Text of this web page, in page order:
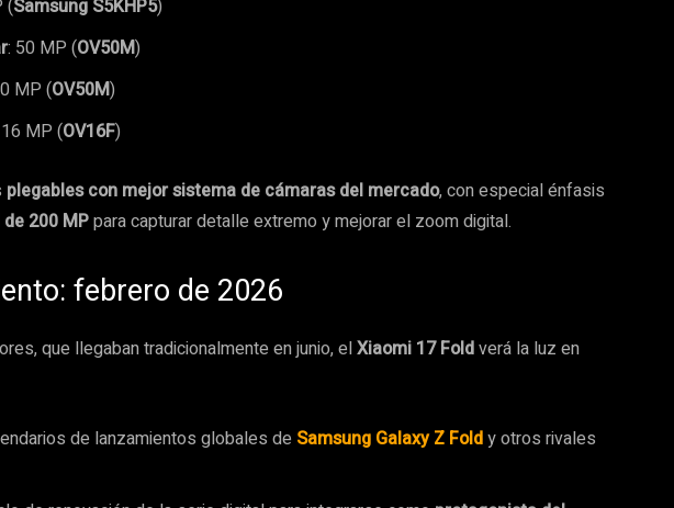
(Samsung S5KHP5)
: 50 MP (OV50M)
MP (OV50M)
MP (OV16F)
plegables con mejor sistema de cámaras del mercado, con especial énfasis
200 MPpara capturar detalle extremo y mejorar el zoom digital.
febrero de 2026
que llegaban tradicionalmente en junio, elXiaomi 17 Foldverá la luz en
de lanzamientos globales de Samsung Galaxy Z Foldy otros rivales